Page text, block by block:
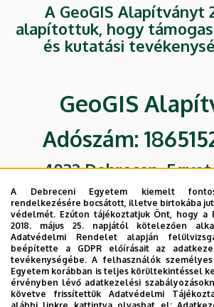
A GeoGIS Alapítványt
alapítottuk, hogy
és kutatási
GeoGIS
Adószám:
4032 Debrecen,
Tel.: +36 52 512-900/
Céljaink
Kuratóriumi
A Debreceni Egyetem kiemelt
rendelkezésére bocsátott, illetve birtokába
védelmét. Ezúton tájékoztatjuk Önt, hogy a
2018. május 25. napjától kötelezően
Adatvédelmi Rendelet alapján
beépítette a GDPR előírásait az
tevékenységébe. A felhasználók
Egyetem korábban is teljes körültekintéssel
érvényben lévő adatkezelési
követve frissítettük Adatvédelmi